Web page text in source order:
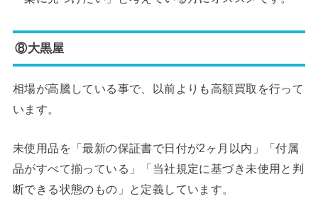
⑧大黒屋
相場が高騰している事で、以前よりも高額買取を行って
います。
未使用品を「最新の保証書で日付が2ヶ月以内」「付属
品がすべて揃っている」「当社規定に基づき未使用と判
断できる状態のもの」と定義しています。